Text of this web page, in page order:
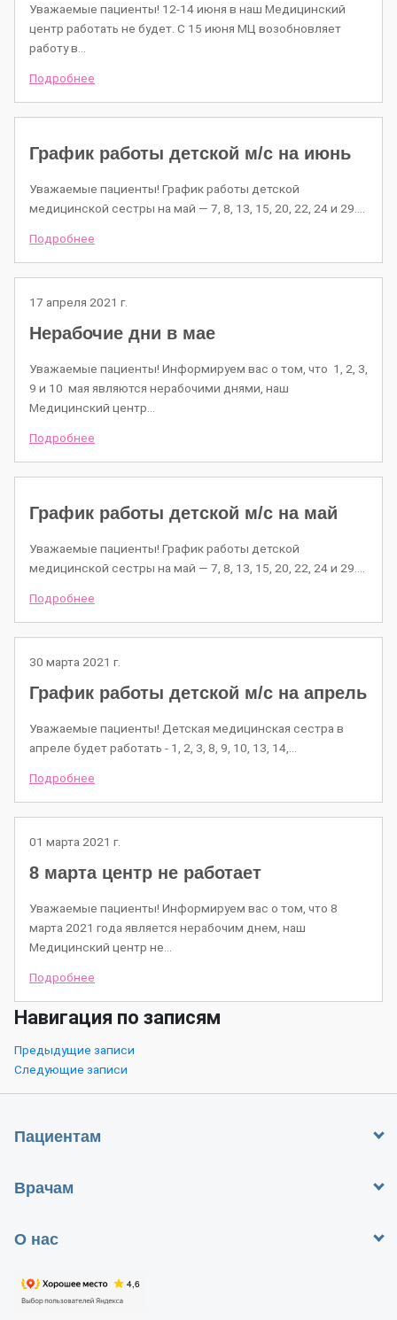
Уважаемые пациенты! 12-14 июня в наш Медицинский
центр работать не будет. С 15 июня МЦ возобновляет
работу в…
Подробнее
График работы детской м/c на июнь
Уважаемые пациенты! График работы детской
медицинской сестры на май — 7, 8, 13, 15, 20, 22, 24 и 29.…
Подробнее
17 апреля 2021 г.
Нерабочие дни в мае
Уважаемые пациенты! Информируем вас о том, что 1, 2, 3,
9 и 10 мая являются нерабочими днями, наш
Медицинский центр…
Подробнее
График работы детской м/c на май
Уважаемые пациенты! График работы детской
медицинской сестры на май — 7, 8, 13, 15, 20, 22, 24 и 29.…
Подробнее
30 марта 2021 г.
График работы детской м/c на апрель
Уважаемые пациенты! Детская медицинская сестра в
апреле будет работать - 1, 2, 3, 8, 9, 10, 13, 14,…
Подробнее
01 марта 2021 г.
8 марта центр не работает
Уважаемые пациенты! Информируем вас о том, что 8
марта 2021 года является нерабочим днем, наш
Медицинский центр не…
Подробнее
Навигация по записям
Предыдущие записи
Следующие записи
Пациентам
Врачам
О нас